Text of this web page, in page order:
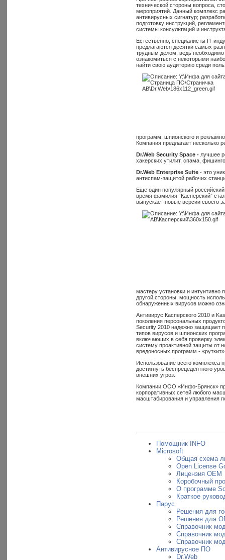
технической стороны вопроса,
мероприятий. Данный комплекс
антивирусных сигнатур;
подготовку инструкций,
системы консультаций и
Естественно, специалисты IT-
предлагаются десятки самых
трудным делом, ведь необходимо
ознакомиться с некоторыми
найти свою аудиторию среди
программ, шпионского и
Компания предлагает несколько
Dr.Web Security Space - лучшее
хакерских утилит, спама,
Dr.Web Enterprise Suite - это
антиспам-защитой рабочих
Еще один популярный
время фамилия “Касперский”
выпускает новые версии своего
мастеру установки и
другой стороны, мощность
обнаруженных вирусов можно
Антивирус Касперского 2010 и
поколения персональных
Security 2010 надежно защищает
типов вирусов и шпионских
включающих в себя проверку
систему проактивной защиты от
вредоносных программ -
Использование всего комплекса
достигнуть беспрецедентного
внешних угроз.
Компании ООО «Инфо-Брянск»
корпоративных сетей любого
масштабирования и управления
Помощник INFO
Microsoft
Общая схема
Open License
Лицензия OEM
Коробочный
О программе
Краткое
Парус
Решения для
Решения для
Справочник
Справочник
Справочник
Антивирусное ПО
Dr.Web